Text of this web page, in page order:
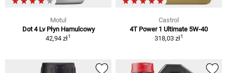
Motul
Dot 4 Lv Płyn Hamulcowy
42,94 zł1
Castrol
4T Power 1 Ultimate 5W-40
318,03 zł1